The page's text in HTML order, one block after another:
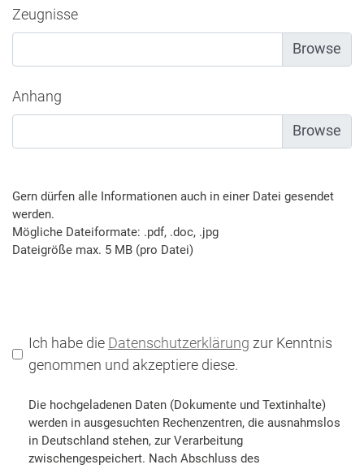
Zeugnisse
Anhang
Gern dürfen alle Informationen auch in einer Datei gesendet
werden.
Mögliche Dateiformate: .pdf, .doc, .jpg
Dateigröße max. 5 MB (pro Datei)
Ich habe die Datenschutzerklärung zur Kenntnis
genommen und akzeptiere diese.
Die hochgeladenen Daten (Dokumente und Textinhalte)
werden in ausgesuchten Rechenzentren, die ausnahmslos
in Deutschland stehen, zur Verarbeitung
zwischengespeichert. Nach Abschluss des